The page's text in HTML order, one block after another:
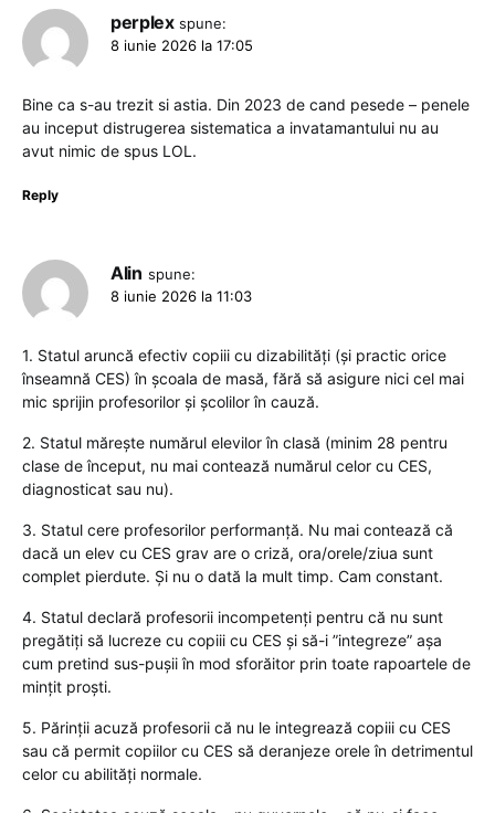
perplex spune:
8 iunie 2026 la 17:05
Bine ca s-au trezit si astia. Din 2023 de cand pesede – penele
au inceput distrugerea sistematica a invatamantului nu au
avut nimic de spus LOL.
Reply
Alin spune:
8 iunie 2026 la 11:03
1. Statul aruncă efectiv copiii cu dizabilități (și practic orice
înseamnă CES) în școala de masă, fără să asigure nici cel mai
mic sprijin profesorilor și școlilor în cauză.
2. Statul mărește numărul elevilor în clasă (minim 28 pentru
clase de început, nu mai contează numărul celor cu CES,
diagnosticat sau nu).
3. Statul cere profesorilor performanță. Nu mai contează că
dacă un elev cu CES grav are o criză, ora/orele/ziua sunt
complet pierdute. Și nu o dată la mult timp. Cam constant.
4. Statul declară profesorii incompetenți pentru că nu sunt
pregătiți să lucreze cu copiii cu CES și să-i ”integreze” așa
cum pretind sus-pușii în mod sforăitor prin toate rapoartele de
mințit proști.
5. Părinții acuză profesorii că nu le integrează copiii cu CES
sau că permit copiilor cu CES să deranjeze orele în detrimentul
celor cu abilități normale.